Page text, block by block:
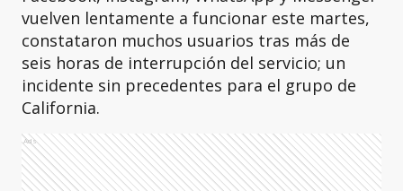
vuelven lentamente a funcionar este martes,
constataron muchos usuarios tras más de
seis horas de interrupción del servicio; un
incidente sin precedentes para el grupo de
California.
Ads